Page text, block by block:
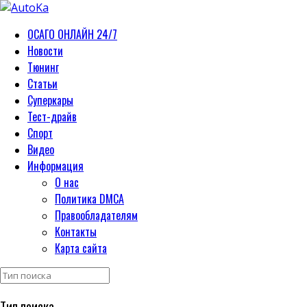
ОСАГО ОНЛАЙН 24/7
Новости
Тюнинг
Статьи
Суперкары
Тест-драйв
Спорт
Видео
Информация
О нас
Политика DMCA
Правообладателям
Контакты
Карта сайта